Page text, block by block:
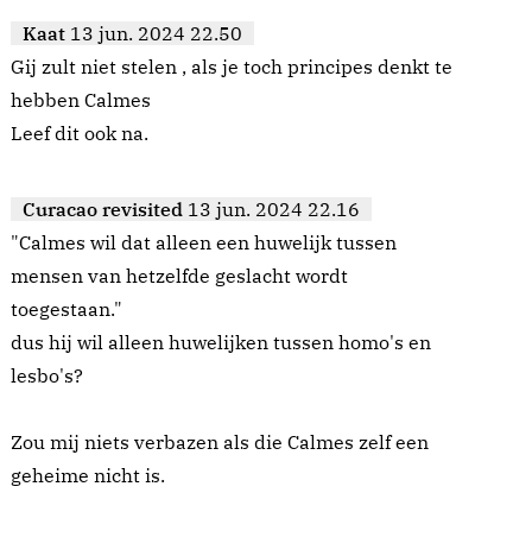
Kaat 13 jun. 2024 22.50
Gij zult niet stelen , als je toch principes denkt te
hebben Calmes
Leef dit ook na.
Curacao revisited 13 jun. 2024 22.16
"Calmes wil dat alleen een huwelijk tussen
mensen van hetzelfde geslacht wordt
toegestaan."
dus hij wil alleen huwelijken tussen homo's en
lesbo's?
Zou mij niets verbazen als die Calmes zelf een
geheime nicht is.